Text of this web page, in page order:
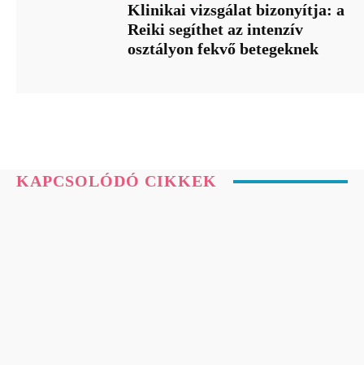
Klinikai vizsgálat bizonyítja: a
Reiki segíthet az intenzív
osztályon fekvő betegeknek
KAPCSOLÓDÓ CIKKEK